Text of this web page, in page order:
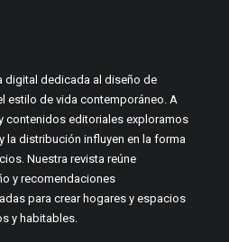
digital dedicada al diseño de
estilo de vida contemporáneo. A
contenidos editoriales exploramos
la distribución influyen en la forma
Nuestra revista reúne
y recomendaciones
para crear hogares y espacios
y habitables.